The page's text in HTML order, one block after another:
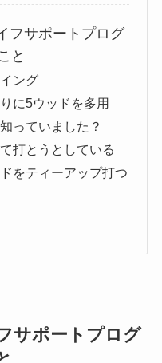
フサポートプログ
と
ング
に5ウッドを多用
っていました？
打とうとしている
をティーアップ打つ
サポートプログ